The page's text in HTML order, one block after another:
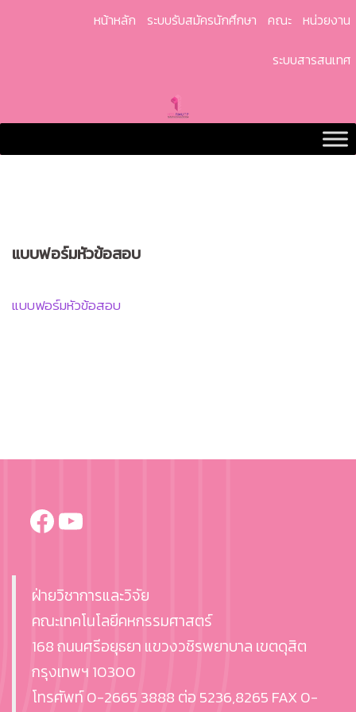
หน้าหลัก ระบบรับสมัครนักศึกษา คณะ หน่วยงาน
ระบบสารสนเทศ
แบบฟอร์มหัวข้อสอบ
แบบฟอร์มหัวข้อสอบ
Facebook
YouTube
ฝ่ายวิชาการและวิจัย
คณะเทคโนโลยีคหกรรมศาสตร์
168 ถนนศรีอยุธยา แขวงวชิรพยาบาล เขตดุสิต
กรุงเทพฯ 10300
โทรศัพท์ 0-2665 3888 ต่อ 5236,8265 FAX 0-